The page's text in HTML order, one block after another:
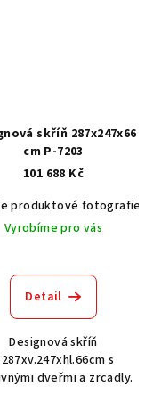
BT1551
Dub světlý
skříň 287x247x66
cm P-7203
101 688 Kč
produktové fotografie
Vyrobíme pro vás
Detail
Designová skříň
s
dveřmi a zrcadly.